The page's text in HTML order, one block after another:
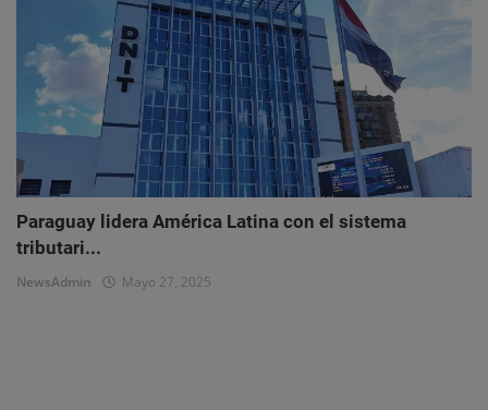
Paraguay lidera América Latina con el sistema
tributari...
NewsAdmin Mayo 27, 2025